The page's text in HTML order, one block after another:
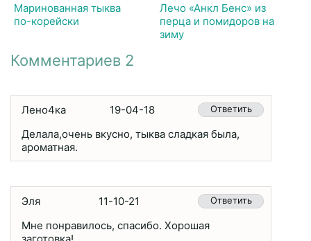
Маринованная тыква
по-корейски
Лечо «Анкл Бенс» из
перца и помидоров на
зиму
Комментариев 2
Лено4ка 19-04-18 Ответить
Делала,очень вкусно, тыква сладкая была,
ароматная.
Эля 11-10-21 Ответить
Мне понравилось, спасибо. Хорошая